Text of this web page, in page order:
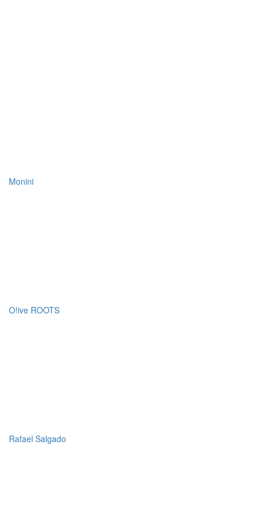
Monini
O!ive ROOTS
Rafael Salgado